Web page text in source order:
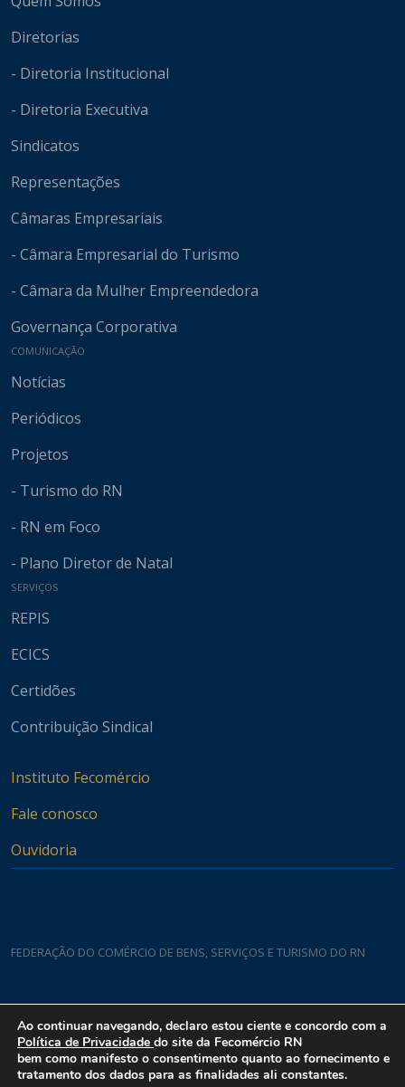
Diretorias
- Diretoria Institucional
- Diretoria Executiva
Sindicatos
Representações
Câmaras Empresariais
- Câmara Empresarial do Turismo
- Câmara da Mulher Empreendedora
Governança Corporativa
COMUNICAÇÃO
Notícias
Periódicos
Projetos
- Turismo do RN
- RN em Foco
- Plano Diretor de Natal
SERVIÇOS
REPIS
ECICS
Certidões
Contribuição Sindical
Instituto Fecomércio
Fale conosco
Ouvidoria
FEDERAÇÃO DO COMÉRCIO DE BENS, SERVIÇOS E TURISMO DO RN
Rua Padre João Damasceno, 1935 - Lagoa Nova CEP 59075-760
Ao continuar navegando, declaro estou ciente e concordo com a
Política de Privacidade do site da Fecomércio RN
bem como manifesto o consentimento quanto ao fornecimento e
tratamento dos dados para as finalidades ali constantes.